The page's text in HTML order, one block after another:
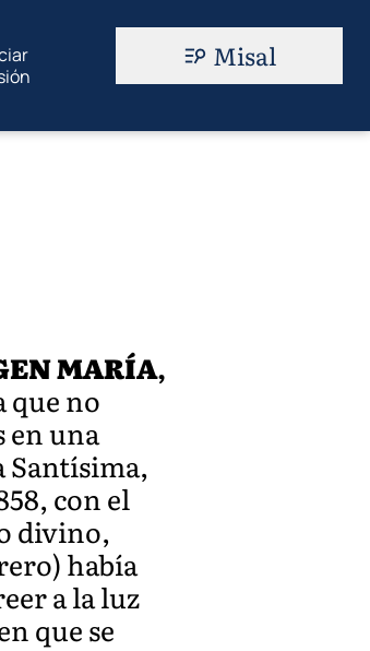
Misal
MARÍA,
que no
en una
Santísima,
con el
divino,
había
a la luz
que se